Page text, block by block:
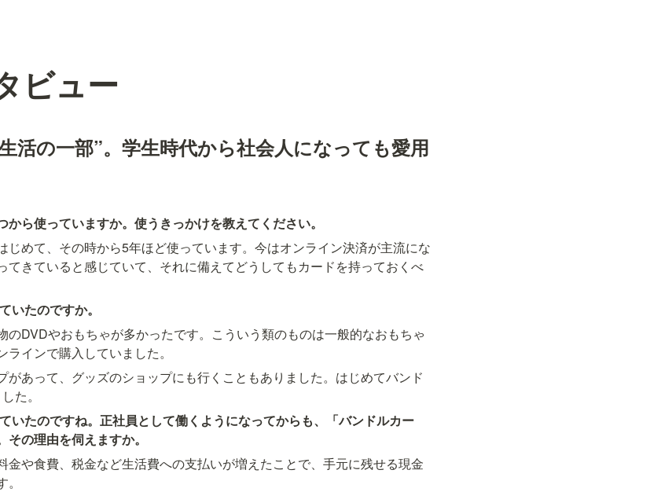
ビュー
活の一部”。学生時代から社会人になっても愛用
ら使っていますか。使うきっかけを教えてください。
じめて、その時から5年ほど使っています。今はオンライン決済が主流にな
てきていると感じていて、それに備えてどうしてもカードを持っておくべ
いたのですか。
のDVDやおもちゃが多かったです。こういう類のものは一般的なおもちゃ
インで購入していました。
があって、グッズのショップにも行くこともありました。はじめてバンド
いたのですね。正社員として働くようになってからも、「バンドルカー
の理由を伺えますか。
金や食費、税金など生活費への支払いが増えたことで、手元に残せる現金